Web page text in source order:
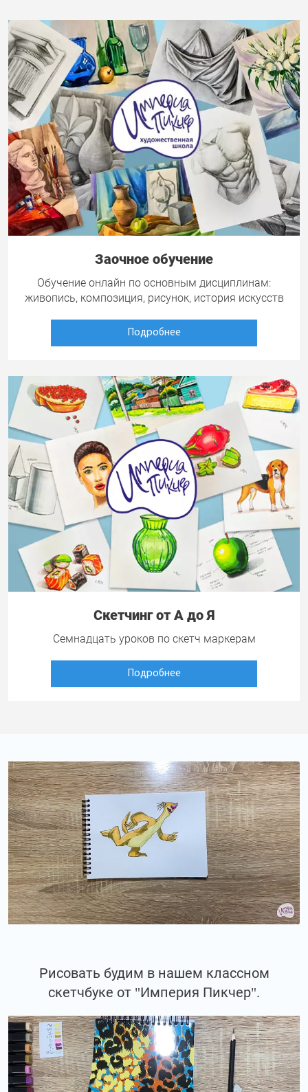
Заочное обучение
Обучение онлайн по основным дисциплинам:
живопись, композиция, рисунок, история искусств
Подробнее
Скетчинг от А до Я
Семнадцать уроков по скетч маркерам
Подробнее
Рисовать будим в нашем классном
скетчбуке от "Империя Пикчер".